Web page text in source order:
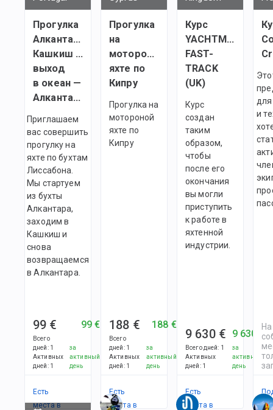
Прогулка
Алкантара —
Кашкиш —
выход
в океан —
Алкантара
Приглашаем
вас совершить
прогулку на
яхте по бухтам
Лиссабона.
Мы стартуем
из бухты
Алкантара,
заходим в
Кашкиш и
снова
возвращаемся
в Алкантара.
99 €
Всего
дней: 1
Активных
дней: 1
99 €
за
активный
день
Есть
места в
Прогулка
на
мотороной
яхте по
Кипру
Прогулка на
мотороной
яхте по
Кипру
188 €
Всего
дней: 1
Активных
дней: 1
188 €
за
активный
день
Есть
места в
Курс
YACHTMASTER
FAST-
TRACK
(UK)
Курс
создан
таким
образом,
чтобы
после его
окончания
вы могли
приступить
к работе в
яхтенной
индустрии.
9 630 €
Всего дней: 1
Активных
дней: 1
9 630 €
за
активный
день
Есть
места в
и